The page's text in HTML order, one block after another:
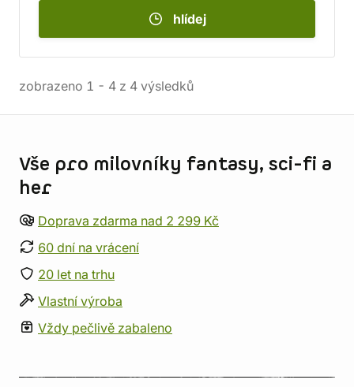
hlídej
zobrazeno 1 - 4 z 4 výsledků
Vše pro milovníky fantasy, sci-fi a
her
Doprava zdarma nad 2 299 Kč
60 dní na vrácení
20 let na trhu
Vlastní výroba
Vždy pečlivě zabaleno